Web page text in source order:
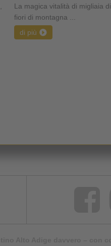
La magica vitalità di migliaia di
fiori di montagna ...
di più